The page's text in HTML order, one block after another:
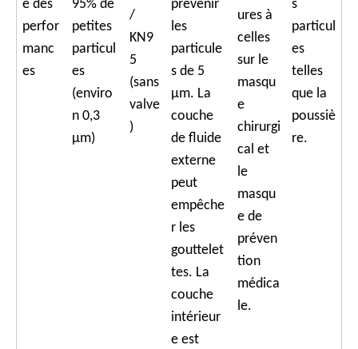
e des
perfor
manc
es
95% de
petites
particul
es
(enviro
n 0,3
μm)
/
KN9
5
(sans
valve
)
prévenir
les
particule
s de 5
μm. La
couche
de fluide
externe
peut
empêche
r les
gouttelet
tes. La
couche
intérieur
e est
ures à
celles
sur le
masqu
e
chirurgi
cal et
le
masqu
e de
préven
tion
médica
le.
s
particul
es
telles
que la
poussiè
re.